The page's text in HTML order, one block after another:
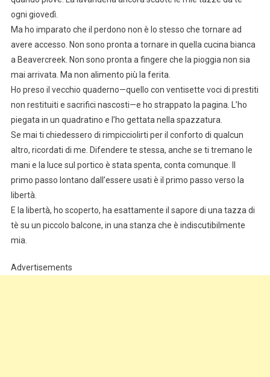
ogni giovedì.
Ma ho imparato che il perdono non è lo stesso che tornare ad
avere accesso. Non sono pronta a tornare in quella cucina bianca
a Beavercreek. Non sono pronta a fingere che la pioggia non sia
mai arrivata. Ma non alimento più la ferita.
Ho preso il vecchio quaderno—quello con ventisette voci di prestiti
non restituiti e sacrifici nascosti—e ho strappato la pagina. L’ho
piegata in un quadratino e l’ho gettata nella spazzatura.
Se mai ti chiedessero di rimpicciolirti per il conforto di qualcun
altro, ricordati di me. Difendere te stessa, anche se ti tremano le
mani e la luce sul portico è stata spenta, conta comunque. Il
primo passo lontano dall’essere usati è il primo passo verso la
libertà.
E la libertà, ho scoperto, ha esattamente il sapore di una tazza di
tè su un piccolo balcone, in una stanza che è indiscutibilmente
mia.
Advertisements